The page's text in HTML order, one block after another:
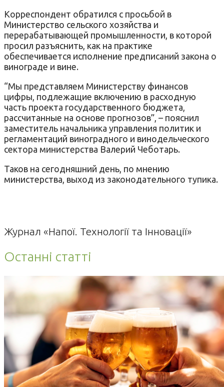
Корреспондент обратился с просьбой в
Министерство сельского хозяйства и
перерабатывающей промышленности, в которой
просил разъяснить, как на практике
обеспечивается исполнение предписаний закона о
винограде и вине.
“Мы представляем Министерству финансов
цифры, подлежащие включению в расходную
часть проекта государственного бюджета,
рассчитанные на основе прогнозов”, – пояснил
заместитель начальника управления политик и
регламентаций виноградного и винодельческого
сектора министерства Валерий Чеботарь.
Таков на сегодняшний день, по мнению
министерства, выход из законодательного тупика.
Журнал «Напої. Технології та Інновації»
Останні статті